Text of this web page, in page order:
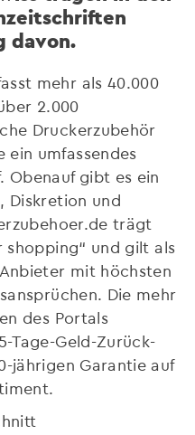
davon.
mehr als 40.000
2.000
Druckerzubehör
ein umfassendes
Obenauf gibt es ein
Diskretion und
trägt
shopping“ und gilt als
mit höchsten
Die mehr
des Portals
Tage-Geld-Zurück-
jährigen Garantie auf